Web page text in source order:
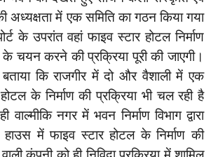
अध्यक्षता में एक समिति का गठन किया गया
के उपरांत वहां फाइव स्टार होटल निर्माण
चयन करने की प्रक्रिया पूरी की जाएगी।
कि राजगीर में दो और वैशाली में एक
के निर्माण की प्रक्रिया भी चल रही है
नगर में भवन निर्माण विभाग द्वारा
हाउस में फाइव स्टार होटल के निर्माण की